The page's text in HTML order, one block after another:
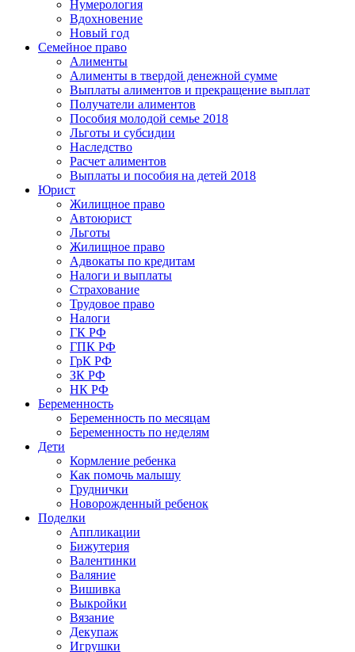
Нумерология
Вдохновение
Новый год
Семейное право
Алименты
Алименты в твердой денежной сумме
Выплаты алиментов и прекращение выплат
Получатели алиментов
Пособия молодой семье 2018
Льготы и субсидии
Наследство
Расчет алиментов
Выплаты и пособия на детей 2018
Юрист
Жилищное право
Автоюрист
Льготы
Жилищное право
Адвокаты по кредитам
Налоги и выплаты
Страхование
Трудовое право
Налоги
ГК РФ
ГПК РФ
ГрК РФ
ЗК РФ
НК РФ
Беременность
Беременность по месяцам
Беременность по неделям
Дети
Кормление ребенка
Как помочь малышу
Груднички
Новорожденный ребенок
Поделки
Аппликации
Бижутерия
Валентинки
Валяние
Вишивка
Выкройки
Вязание
Декупаж
Игрушки